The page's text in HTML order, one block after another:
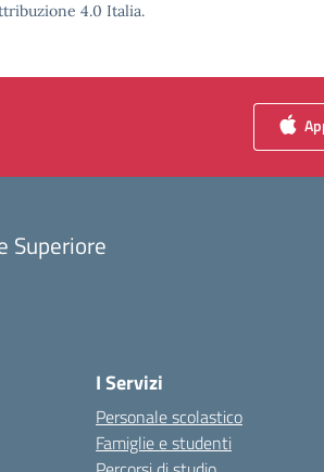
4.0 Italia.
Superiore
I Servizi
Personale scolastico
Famiglie e studenti